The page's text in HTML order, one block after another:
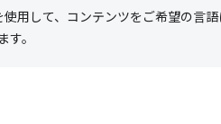
用して、コンテンツをご希望の言
。